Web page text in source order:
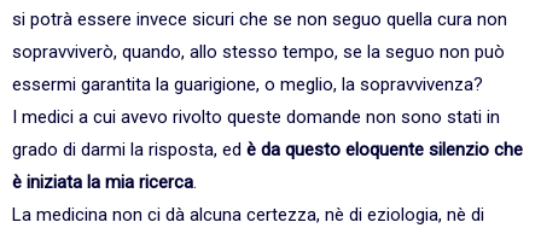
si potrà essere invece sicuri che se non seguo quella cura non
sopravviverò, quando, allo stesso tempo, se la seguo non può
essermi garantita la guarigione, o meglio, la sopravvivenza?
I medici a cui avevo rivolto queste domande non sono stati in
grado di darmi la risposta, ed è da questo eloquente silenzio che
è iniziata la mia ricerca.
La medicina non ci dà alcuna certezza, nè di eziologia, nè di